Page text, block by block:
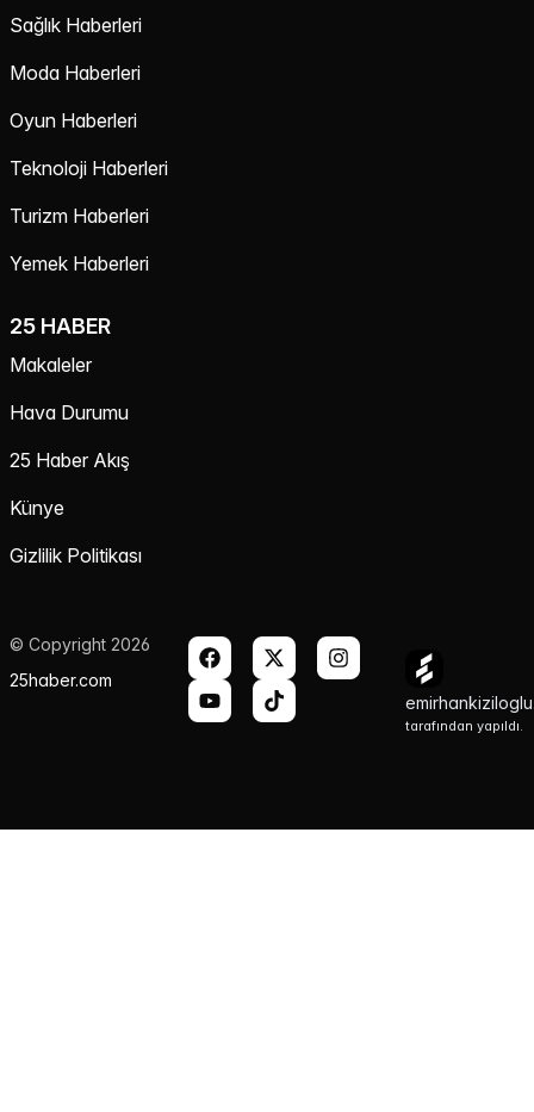
Sağlık Haberleri
Moda Haberleri
Oyun Haberleri
Teknoloji Haberleri
Turizm Haberleri
Yemek Haberleri
25 HABER
Makaleler
Hava Durumu
25 Haber Akış
Künye
Gizlilik Politikası
© Copyright 2026
25haber.com
tarafından yapıldı.